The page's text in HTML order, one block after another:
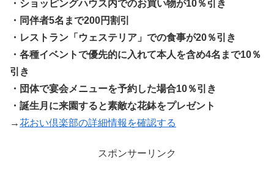
・ショッピングハウス内でのお買い物が10％引き
・同伴者5名まで200円割引
・レストラン「ウェステリア」での食事が20％引き
・各種イベントで優先的に入れて本人を含め4名まで10％
引き
・団体で宴会メニューを予約した場合10％引き
・誕生月に来園すると素敵な花鉢をプレゼント
→花おい倶楽部の詳細情報を確認する
スポンサーリンク